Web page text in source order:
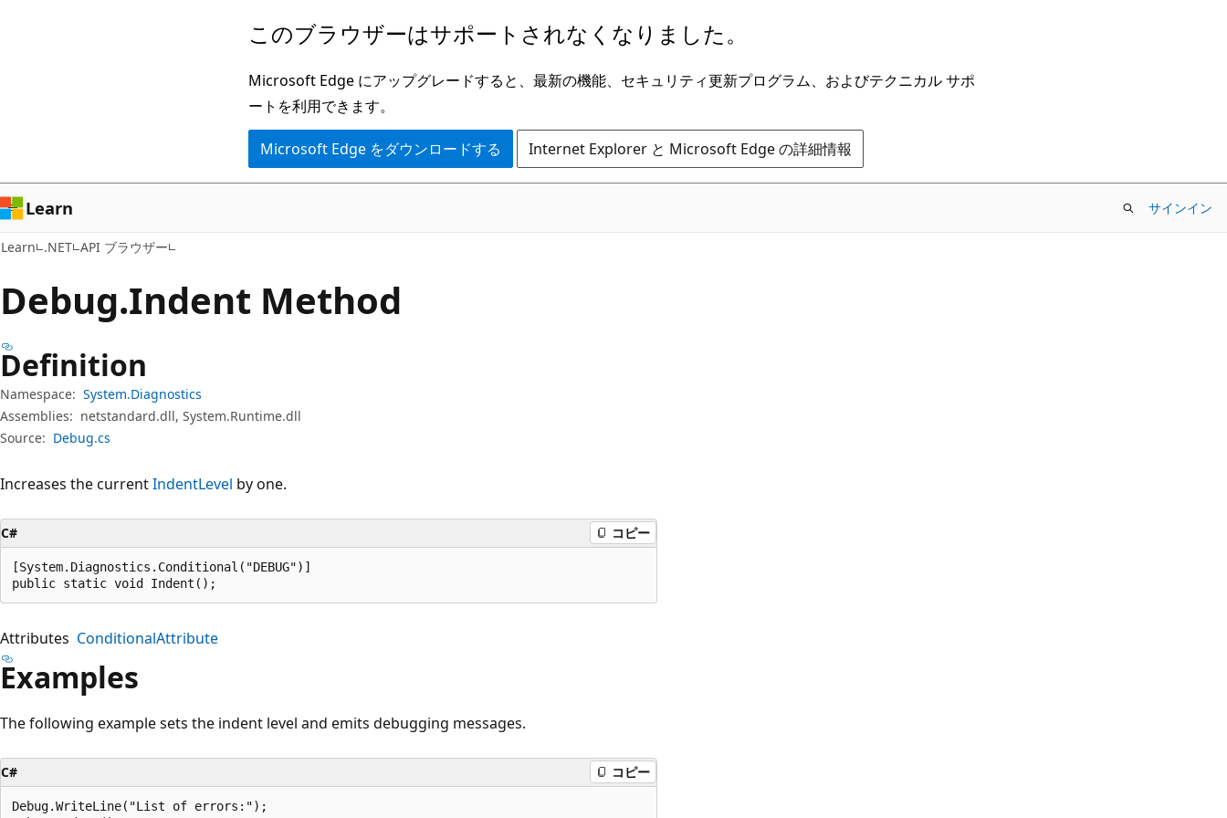
ン
ツ
に
ス
ッ
ゲ
ー
シ
ョ
に
キ
プ
このブラウザーはサポートされなくなりました。
Microsoft Edge にアップグレードすると、最新の機能、セキュリティ更新プログラム、およびテクニカル サポ
ートを利用できます。
Microsoft Edge をダウンロードする Internet Explorer と Microsoft Edge の詳細情報
Learn サインイン
Learn .NET API ブラウザー
Debug.Indent Method
Definition
Namespace: System.Diagnostics
Assemblies: netstandard.dll, System.Runtime.dll
Source: Debug.cs
Increases the currentIndentLevel by one.
C# コピー
[System.Diagnostics.Conditional("DEBUG")]
public static void Indent();
Attributes ConditionalAttribute
Examples
The following example sets the indent level and emits debugging messages.
C# コピー
Debug.WriteLine("List of errors:");